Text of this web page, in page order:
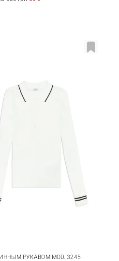
40 42
РУКАВОМ MOD. 3245